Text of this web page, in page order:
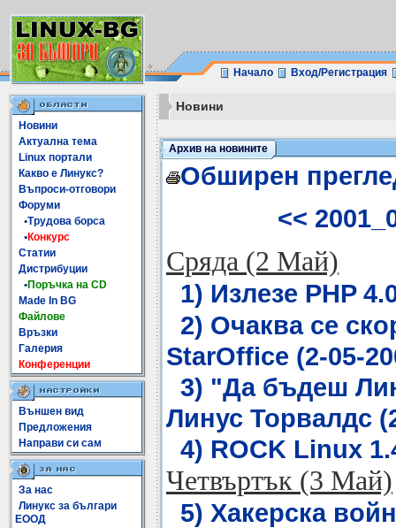
Начало Вход/Регистрация
Новини
Актуална тема
Linux портали
Какво е Линукс?
Въпроси-отговори
Форуми
•Трудова борса
•Конкурс
Статии
Дистрибуции
•Поръчка на CD
Made In BG
Файлове
Връзки
Галерия
Конференции
Външен вид
Предложения
Направи си сам
За нас
Линукс за българи
ЕООД
Новини
Архив на новините
Обширен
<<
Сряда (2 Май)
1) Излезе PHP
2) Очаква се
StarOffice (2-05-
3) "Да бъдеш
Линус Торвалдс
4) ROCK Linux
Четвъртък (3 Май)
5) Хакерска